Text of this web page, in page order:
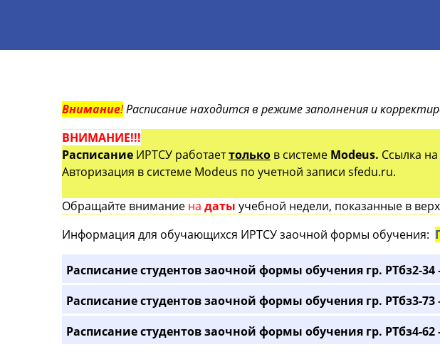
Внимание!Расписание находится в режиме заполнения и
ВНИМАНИЕ!!!
Расписание ИРТСУ работаеттолько в системе Modeus. Ссылка
Авторизация в системе Modeus по учетной записи sfedu.ru.
Обращайте внимание на даты учебной недели, показанные в
Информация для обучающихся ИРТСУ заочной формы обучения:
Расписание студентов заочной формы обучения гр. РТбз2-
Расписание студентов заочной формы обучения гр. РТбз3-
Расписание студентов заочной формы обучения гр. РТбз4-